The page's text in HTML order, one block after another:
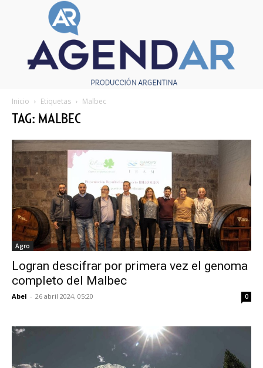
Inicio Etiquetas Malbec
TAG: MALBEC
Agro
Logran descifrar por primera vez el genoma
completo del Malbec
Abel - 26 abril 2024, 05:20 0